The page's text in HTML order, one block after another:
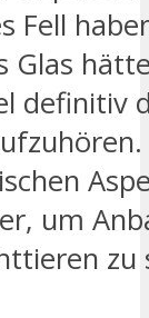
Fell
Glas
um